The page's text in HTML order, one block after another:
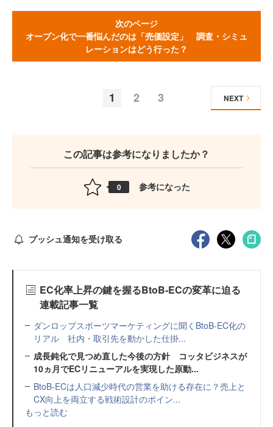
次のページ
オープン化で一番悩んだのは「売価設定」 調査・シミュ
レーションはどう行った？
1 2 3 NEXT
この記事は参考になりましたか？
0 参考になった
プッシュ通知を受け取る
EC化率上昇の鍵を握るBtoB-ECの変革に迫る
連載記事一覧
ダンロップスポーツマーケティングに聞くBtoB-EC化の
リアル 社内・取引先を動かした仕掛...
成長鈍化で見つめ直した今後の方針 コッタビジネスが
10ヵ月でECリニューアルを実現した原動...
BtoB-ECは人口減少時代の営業を助ける存在に？売上と
CX向上を両立する戦術設計のポイン...
もっと読む